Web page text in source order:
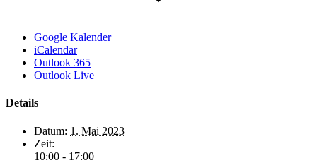
Google Kalender
iCalendar
Outlook 365
Outlook Live
Details
Datum: 1. Mai 2023
Zeit:
10:00 - 17:00